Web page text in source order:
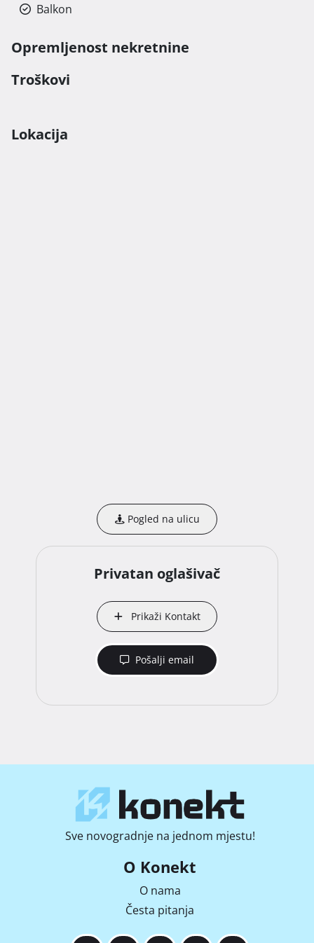
Balkon
Opremljenost nekretnine
Troškovi
Lokacija
Pogled na ulicu
Privatan oglašivač
Prikaži Kontakt
Pošalji email
Sve novogradnje na jednom mjestu!
O Konekt
O nama
Česta pitanja